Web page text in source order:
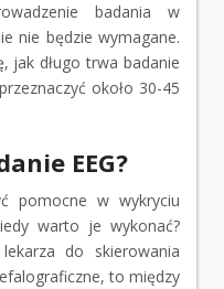
badania w
nie będzie wymagane.
jak długo trwa badanie
około 30-45
EEG?
pomocne w wykryciu
warto je wykonać?
do skierowania
to między